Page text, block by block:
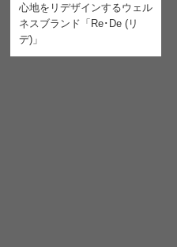
心地をリデザインするウェル
ネスブランド「Re･De (リ
デ)」